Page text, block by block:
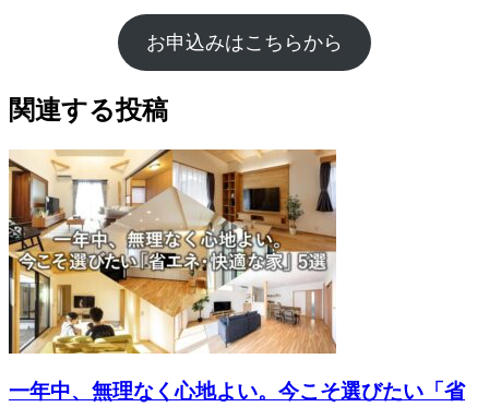
お申込みはこちらから
関連する投稿
一年中、無理なく心地よい。今こそ選びたい「省